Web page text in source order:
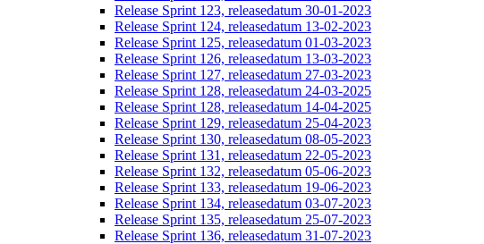
Release Sprint 123, releasedatum 30-01-2023
Release Sprint 124, releasedatum 13-02-2023
Release Sprint 125, releasedatum 01-03-2023
Release Sprint 126, releasedatum 13-03-2023
Release Sprint 127, releasedatum 27-03-2023
Release Sprint 128, releasedatum 24-03-2025
Release Sprint 128, releasedatum 14-04-2025
Release Sprint 129, releasedatum 25-04-2023
Release Sprint 130, releasedatum 08-05-2023
Release Sprint 131, releasedatum 22-05-2023
Release Sprint 132, releasedatum 05-06-2023
Release Sprint 133, releasedatum 19-06-2023
Release Sprint 134, releasedatum 03-07-2023
Release Sprint 135, releasedatum 25-07-2023
Release Sprint 136, releasedatum 31-07-2023